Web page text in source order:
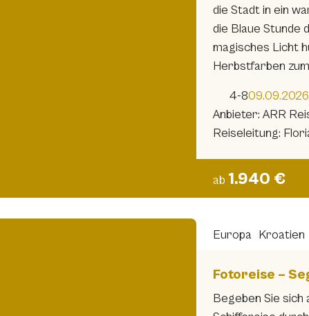
die Stadt in ein
die Blaue Stunde
magisches Licht
Herbstfarben
4-8
Anbieter: ARR
Reiseleitung:
ab 1.940 €
Europa Kroatien
Fotoreise –
Begeben Sie